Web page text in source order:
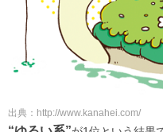
出典：http://www.kanahei.com/